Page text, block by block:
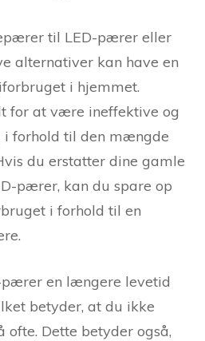
til LED-pærer eller
alternativer kan have en
i hjemmet.
for at være ineffektive og
i forhold til den mængde
du erstatter dine gamle
pærer, kan du spare op
i forhold til en
pærer en længere levetid
betyder, at du ikke
ofte. Dette betyder også,